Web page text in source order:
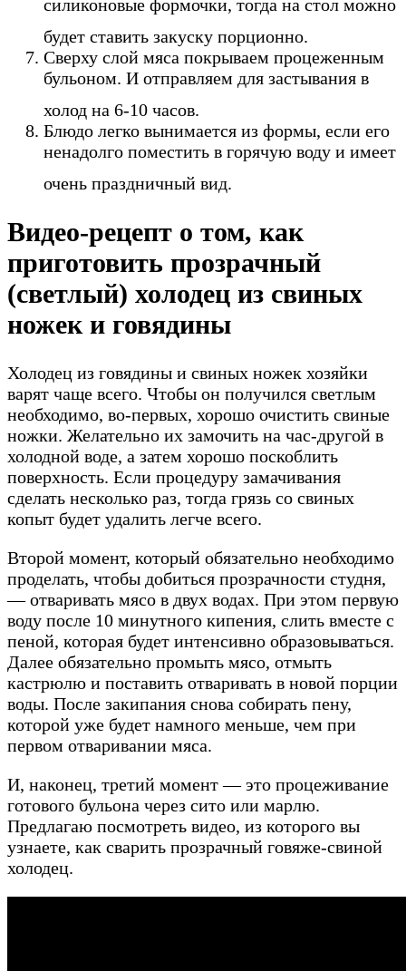
силиконовые формочки, тогда на стол можно
будет ставить закуску порционно.
Сверху слой мяса покрываем процеженным
бульоном. И отправляем для застывания в
холод на 6-10 часов.
Блюдо легко вынимается из формы, если его
ненадолго поместить в горячую воду и имеет
очень праздничный вид.
Видео-рецепт о том, как
приготовить прозрачный
(светлый) холодец из свиных
ножек и говядины
Холодец из говядины и свиных ножек хозяйки
варят чаще всего. Чтобы он получился светлым
необходимо, во-первых, хорошо очистить свиные
ножки. Желательно их замочить на час-другой в
холодной воде, а затем хорошо поскоблить
поверхность. Если процедуру замачивания
сделать несколько раз, тогда грязь со свиных
копыт будет удалить легче всего.
Второй момент, который обязательно необходимо
проделать, чтобы добиться прозрачности студня,
— отваривать мясо в двух водах. При этом первую
воду после 10 минутного кипения, слить вместе с
пеной, которая будет интенсивно образовываться.
Далее обязательно промыть мясо, отмыть
кастрюлю и поставить отваривать в новой порции
воды. После закипания снова собирать пену,
которой уже будет намного меньше, чем при
первом отваривании мяса.
И, наконец, третий момент — это процеживание
готового бульона через сито или марлю.
Предлагаю посмотреть видео, из которого вы
узнаете, как сварить прозрачный говяже-свиной
холодец.